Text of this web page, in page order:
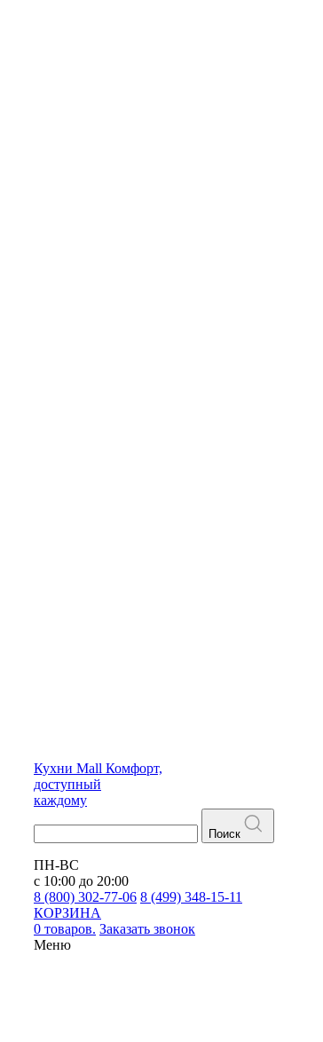
Кухни Mall Комфорт,
доступный
каждому
Поиск
ПН-ВС
с 10:00 до 20:00
8 (800) 302-77-06 8 (499) 348-15-11
КОРЗИНА
0 товаров. Заказать звонок
Меню